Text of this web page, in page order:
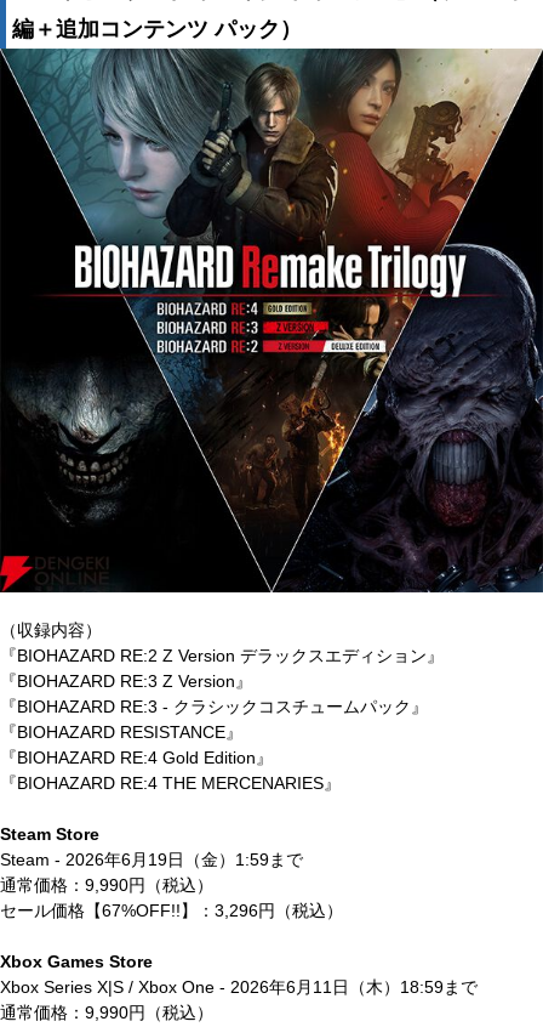
編＋追加コンテンツ パック）
（収録内容）
『BIOHAZARD RE:2 Z Version デラックスエディション』
『BIOHAZARD RE:3 Z Version』
『BIOHAZARD RE:3 - クラシックコスチュームパック』
『BIOHAZARD RESISTANCE』
『BIOHAZARD RE:4 Gold Edition』
『BIOHAZARD RE:4 THE MERCENARIES』
Steam Store
Steam - 2026年6月19日（金）1:59まで
通常価格：9,990円（税込）
セール価格【67%OFF!!】：3,296円（税込）
Xbox Games Store
Xbox Series X|S / Xbox One - 2026年6月11日（木）18:59まで
通常価格：9,990円（税込）